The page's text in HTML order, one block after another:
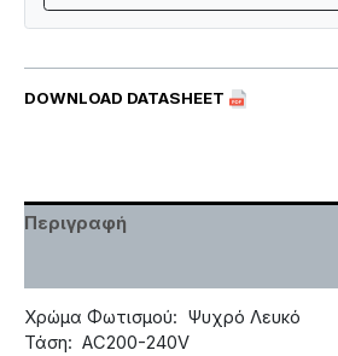
DOWNLOAD DATASHEET
Περιγραφή
Χρώμα Φωτισμού: Ψυχρό Λευκό
Τάση: AC200-240V